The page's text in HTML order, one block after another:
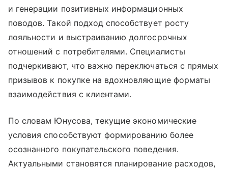
и генерации позитивных информационных
поводов. Такой подход способствует росту
лояльности и выстраиванию долгосрочных
отношений с потребителями. Специалисты
подчеркивают, что важно переключаться с прямых
призывов к покупке на вдохновляющие форматы
взаимодействия с клиентами.
По словам Юнусова, текущие экономические
условия способствуют формированию более
осознанного покупательского поведения.
Актуальными становятся планирование расходов,